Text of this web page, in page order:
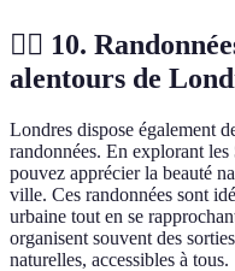
🚶‍♀️ 10.
alentours de
Londres dispose également
randonnées. En explorant les
pouvez apprécier la beauté
ville. Ces randonnées sont
urbaine tout en se
organisent souvent des
naturelles, accessibles à tous.